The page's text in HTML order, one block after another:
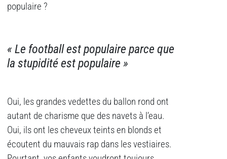
populaire ?
« Le football est populaire parce que
la stupidité est populaire »
Oui, les grandes vedettes du ballon rond ont
autant de charisme que des navets à l’eau.
Oui, ils ont les cheveux teints en blonds et
écoutent du mauvais rap dans les vestiaires.